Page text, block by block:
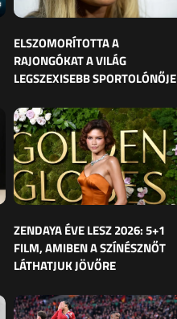
ELSZOMORÍTOTTA A
RAJONGÓKAT A VILÁG
LEGSZEXISEBB SPORTOLÓNŐJE
ZENDAYA ÉVE LESZ 2026: 5+1
FILM, AMIBEN A SZÍNÉSZNŐT
LÁTHATJUK JÖVŐRE